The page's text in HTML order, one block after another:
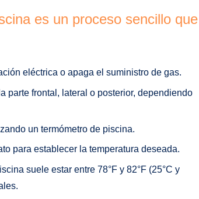
es un proceso sencillo que
eléctrica o apaga el suministro de gas.
parte frontal, lateral o posterior, dependiendo
un termómetro de piscina.
para establecer la temperatura deseada.
suele estar entre 78°F y 82°F (25°C y